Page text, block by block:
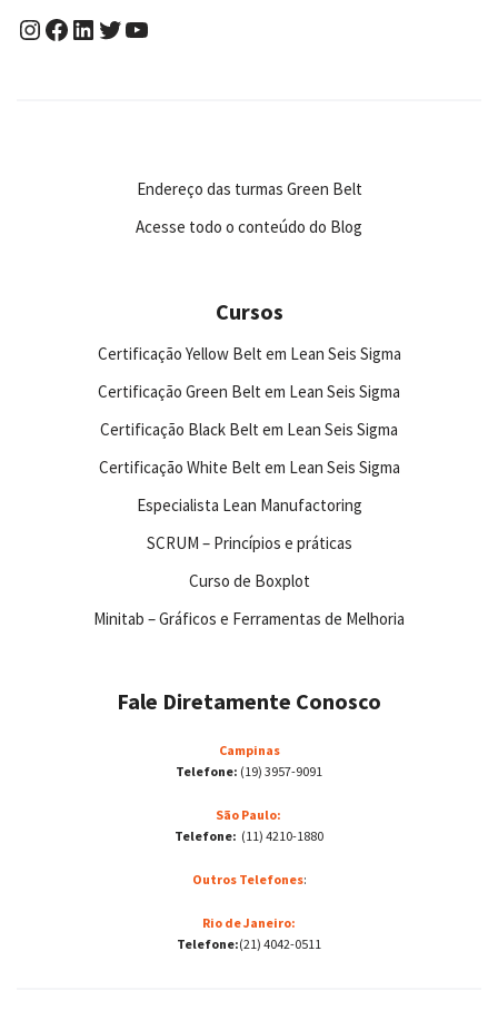
Endereço das turmas Green Belt
Acesse todo o conteúdo do Blog
Cursos
Certificação Yellow Belt em Lean Seis Sigma
Certificação Green Belt em Lean Seis Sigma
Certificação Black Belt em Lean Seis Sigma
Certificação White Belt em Lean Seis Sigma
Especialista Lean Manufactoring
SCRUM – Princípios e práticas
Curso de Boxplot
Minitab – Gráficos e Ferramentas de Melhoria
Fale Diretamente Conosco
Campinas
Telefone: (19) 3957-9091
São Paulo:
Telefone: (11) 4210-1880
Outros Telefones:
Rio de Janeiro:
Telefone:(21) 4042-0511